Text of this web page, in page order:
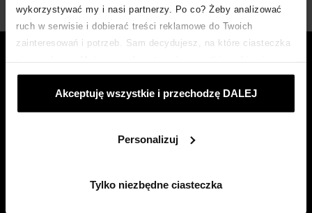
wykorzystywać my i nasi partnerzy. Po co? Żeby analizować
ruch w serwisie i dobierać treści reklamowe do Twoich
zainteresowań i potrzeb. Sam decydujesz, na które ciasteczka
„Akceptuje wszystkie i przechodzę DALEJ”; dostosować
ciasteczka używając opcji „Personalizuj”; odmówić ciasteczek,
które nie są niezbędne: klikając „Tylko niezbędne ciasteczka”.
Akceptuję wszystkie i przechodzę DALEJ
Personalizuj
Tylko niezbędne ciasteczka